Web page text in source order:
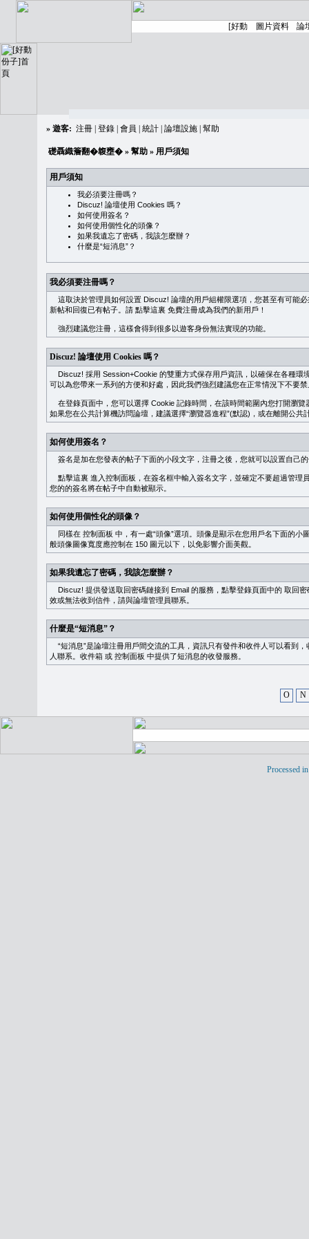
» 遊客: 注冊 登錄 會員 統計 論壇設施 幫助
礎聶織簷翻�䪖壅� » 幫助 » 用戶須知
用戶須知
我必須要注冊嗎？
Discuz! 論壇使用 Cookies 嗎？
如何使用簽名？
如何使用個性化的頭像？
如果我遺忘了密碼，我該怎麼辦？
什麼是“短消息”？
我必須要注冊嗎？
這取決於管理員如何設置 Discuz! 論壇的用戶組權限選項，您甚至有可能
新帖和回復已有帖子。請 點擊這裏 免費注冊成為我們的新用戶！
強烈建議您注冊，這樣會得到很多以遊客身份無法實現的功能。
Discuz! 論壇使用 Cookies 嗎？
Discuz! 採用 Session+Cookie 的雙重方式保存用戶資訊，以確保在各種環
可以為您帶來一系列的方便和好處，因此我們強烈建議您在正常情況下不要
在登錄頁面中，您可以選擇 Cookie 記錄時間，在該時間範圍內您打開瀏
如果您在公共計算機訪問論壇，建議選擇“瀏覽器進程”(默認)，或在離開公共
如何使用簽名？
簽名是加在您發表的帖子下面的小段文字，注冊之後，您就可以設置自己
點擊這裏 進入控制面板，在簽名框中輸入簽名文字，並確定不要超過管
您的的簽名將在帖子中自動被顯示。
如何使用個性化的頭像？
同樣在 控制面板 中，有一處“頭像”選項。頭像是顯示在您用戶名下面的
般頭像圖像寬度應控制在 150 圖元以下，以免影響介面美觀。
如果我遺忘了密碼，我該怎麼辦？
Discuz! 提供發送取回密碼鏈接到 Email 的服務，點擊登錄頁面中的 取回密
效或無法收到信件，請與論壇管理員聯系。
什麼是“短消息”？
“短消息”是論壇注冊用戶間交流的工具，資訊只有發件和收件人可以看到
人聯系。 收件箱 或 控制面板 中提供了短消息的收發服務。
O N
Processed